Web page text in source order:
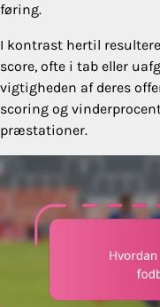
føring.
I kontrast hertil
score, ofte i tab eller
vigtigheden af deres
scoring og
præstationer.